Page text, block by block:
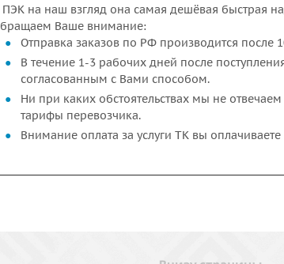
ПЭК на наш взгляд она самая дешёвая быстрая
Ваше внимание:
Отправка заказов по РФ производится после
В течение 1-3 рабочих дней после
согласованным с Вами способом.
Ни при каких обстоятельствах мы не
тарифы перевозчика.
Внимание оплата за услуги ТК вы